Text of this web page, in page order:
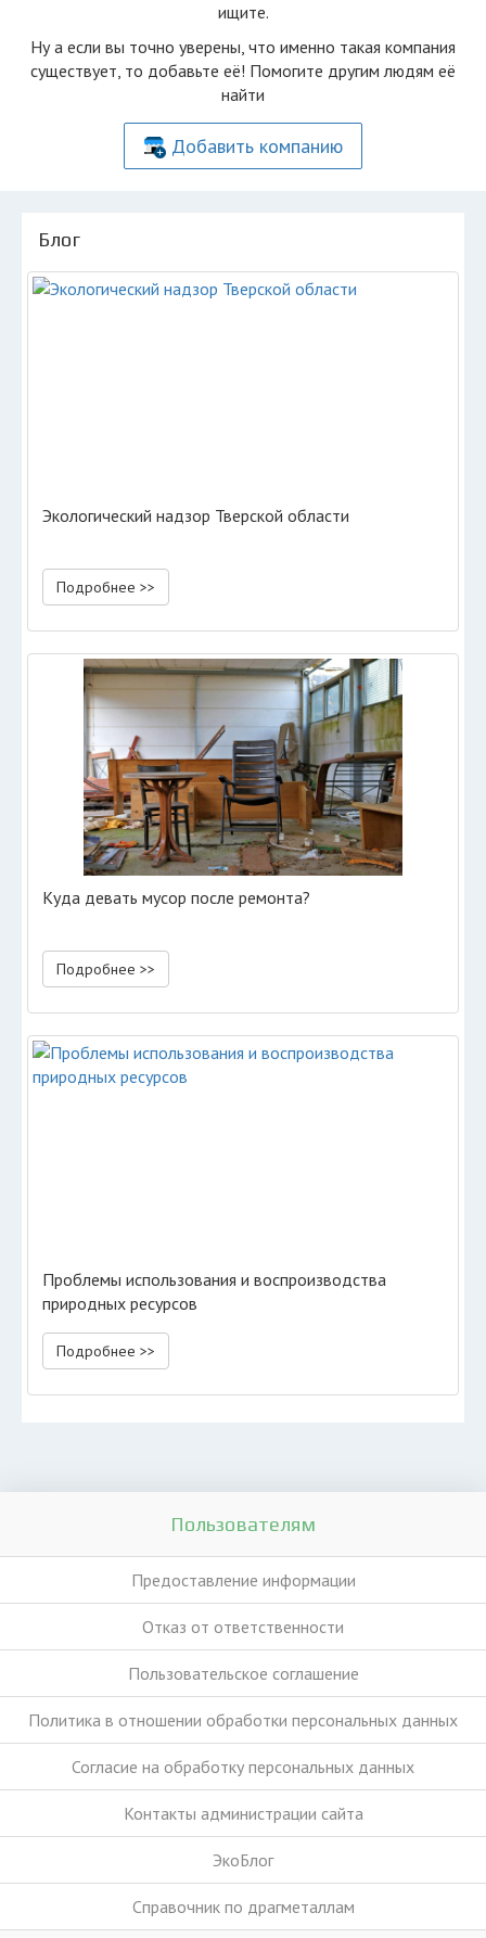
ищите.
Ну а если вы точно уверены, что именно такая компания
существует, то добавьте её! Помогите другим людям её
найти
Добавить компанию
Блог
Экологический надзор Тверской области
Подробнее >>
Куда девать мусор после ремонта?
Подробнее >>
Проблемы использования и воспроизводства
природных ресурсов
Подробнее >>
Пользователям
Предоставление информации
Отказ от ответственности
Пользовательское соглашение
Политика в отношении обработки персональных данных
Согласие на обработку персональных данных
Контакты администрации сайта
ЭкоБлог
Справочник по драгметаллам